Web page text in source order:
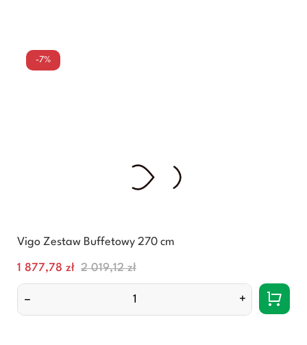
-7%
Vigo Zestaw Buffetowy 270 cm
Cena
1 877,78 zł Normalna
cena
2 019,12 zł
– +